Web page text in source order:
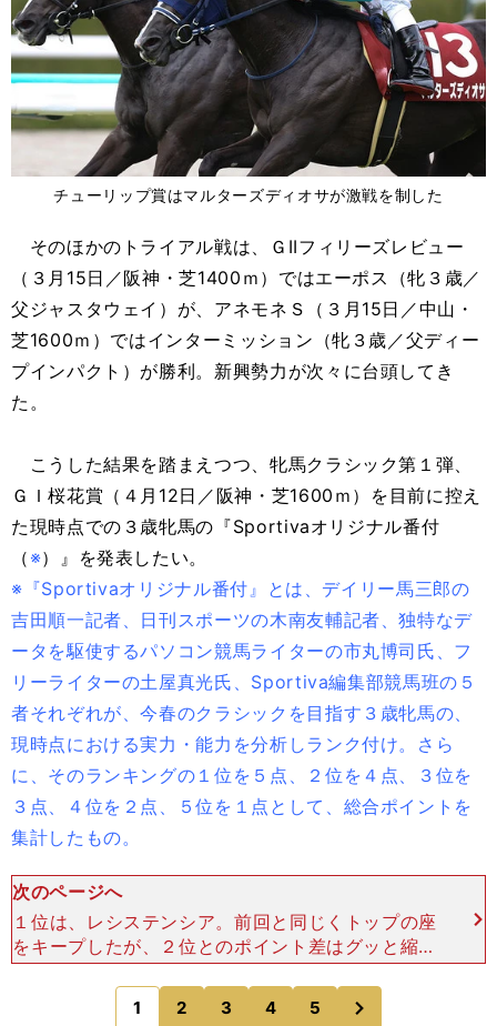
チューリップ賞はマルターズディオサが激戦を制した
そのほかのトライアル戦は、ＧIIフィリーズレビュー
（３月15日／阪神・芝1400ｍ）ではエーポス（牝３歳／
父ジャスタウェイ）が、アネモネＳ（３月15日／中山・
芝1600ｍ）ではインターミッション（牝３歳／父ディー
プインパクト）が勝利。新興勢力が次々に台頭してき
た。
こうした結果を踏まえつつ、牝馬クラシック第１弾、
ＧＩ桜花賞（４月12日／阪神・芝1600ｍ）を目前に控え
た現時点での３歳牝馬の『Sportivaオリジナル番付
（ ※）』を発表したい。
※『Sportivaオリジナル番付』とは、デイリー馬三郎の
吉田順一記者、日刊スポーツの木南友輔記者、独特なデ
ータを駆使するパソコン競馬ライターの市丸博司氏、フ
リーライターの土屋真光氏、Sportiva編集部競馬班の５
者それぞれが、今春のクラシックを目指す３歳牝馬の、
現時点における実力・能力を分析しランク付け。さら
に、そのランキングの１位を５点、２位を４点、３位を
３点、４位を２点、５位を１点として、総合ポイントを
集計したもの。
次のページへ
１位は、レシステンシア。前回と同じくトップの座
をキープしたが、２位とのポイント差はグッと縮ま
った。桜花賞での巻き返しはあるか。吉田順一氏
（デイリー馬三郎）「４番人気で挑んだ阪神JF
は、あくまでもチャレ
1 2 3 4 5
のページへ